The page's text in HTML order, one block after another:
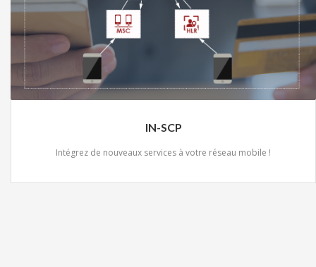
IN-SCP
Intégrez de nouveaux services à votre réseau mobile !